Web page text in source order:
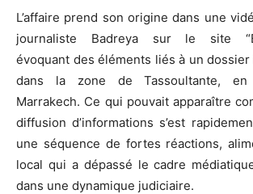
L’affaire prend son origine dans une
journaliste Badreya sur le site
évoquant des éléments liés à un
dans la zone de Tassoultante,
Marrakech. Ce qui pouvait apparaître
diffusion d’informations s’est
une séquence de fortes réactions,
local qui a dépassé le cadre
dans une dynamique judiciaire.